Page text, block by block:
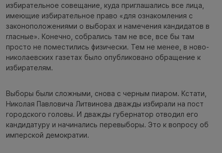
избирательное совещание, куда приглашались все лица,
имеющие избирательное право «для ознакомления с
законоположениями о выборах и намечения кандидатов в
гласные». Конечно, собрались там не все, все бы там
просто не поместились физически. Тем не менее, в ново-
николаевских газетах было опубликовано обращение к
избирателям.
Выборы были сложными, снова с черным пиаром. Кстати,
Николая Павловича Литвинова дважды избирали на пост
городского головы. И дважды губернатор отводил его
кандидатуру и начинались перевыборы. Это к вопросу об
имперской демократии.